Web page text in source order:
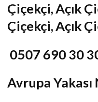
Çiçekçi, Açık
Çiçekçi, Açık
0507 690 30
Avrupa